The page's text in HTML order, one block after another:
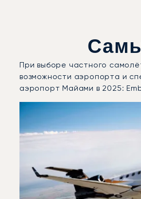
При выборе частного
возможности аэропорта и
аэропорт Майами в 2025:
Международный аэропорт
Фото воздушного судна
Скорость (км/ч)
Дальность (NM)